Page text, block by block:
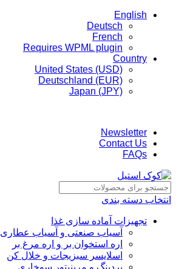
English
Deutsch
French
Requires WPML plugin
Country
United States (USD)
Deutschland (EUR)
Japan (JPY)
Newsletter
Contact Us
FAQs
انتخاب دسته بندی
تجهیزات آماده سازی غذا
آسیاب صنعتی و آسیاب عطاری
اره استخوان بر و اره مرغ بر
اسلایسر سبزیجات و خلال کن
بردینگ و مرینیتور سوخاری